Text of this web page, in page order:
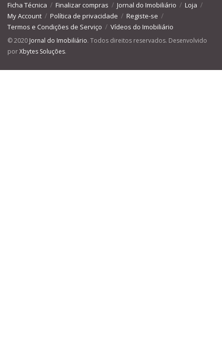
Ficha Técnica
Finalizar compras Jornal do Imobiliário
Loja
My Account
Política de privacidade
Registe-se
Termos e Condições de Serviço
Vídeos do Imobiliário
© 2020 Jornal do Imobiliário. Todos direitos reservados. Desenvolvido
porXbytes Soluções.